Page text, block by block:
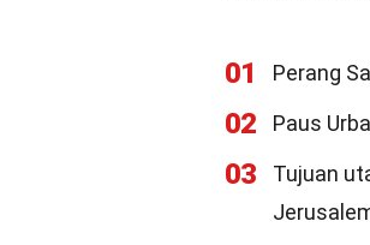
01 Perang
02 Paus
03
Tujuan